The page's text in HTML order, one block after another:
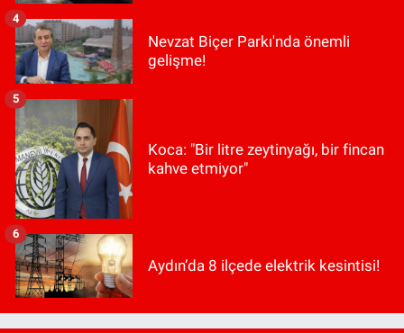
Nevzat Biçer Parkı'nda önemli
gelişme!
4
Koca: "Bir litre zeytinyağı, bir fincan
kahve etmiyor"
5
Aydın’da 8 ilçede elektrik kesintisi!
6